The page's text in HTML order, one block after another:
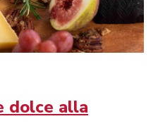
dolce alla